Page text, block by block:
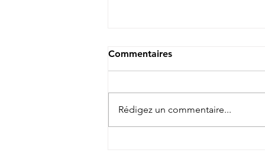
Commentaires
Rédigez un commentaire...